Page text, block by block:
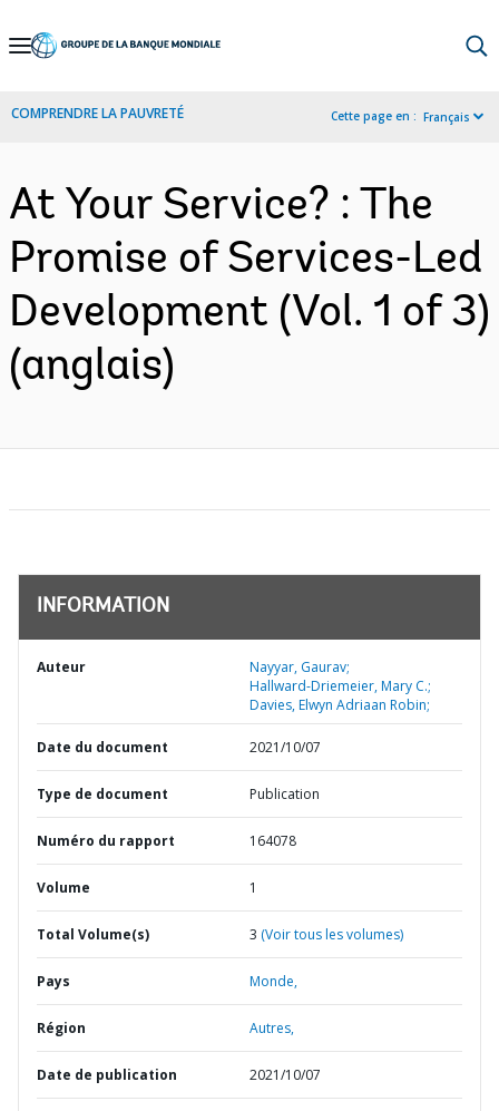
Skip
Navigation
COMPRENDRE LA PAUVRETÉ Cette page en : Français
At Your Service? : The
Promise of Services-Led
Development (Vol. 1 of 3)
(anglais)
INFORMATION
Auteur
Nayyar, Gaurav;
Hallward-Driemeier, Mary C.;
Davies, Elwyn Adriaan Robin;
Date du document 2021/10/07
Type de document Publication
Numéro du rapport 164078
Volume 1
Total Volume(s) 3 (Voir tous les volumes)
Pays Monde,
Région Autres,
Date de publication 2021/10/07